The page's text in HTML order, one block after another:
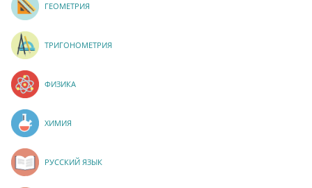
ГЕОМЕТРИЯ
ТРИГОНОМЕТРИЯ
ФИЗИКА
ХИМИЯ
РУССКИЙ ЯЗЫК